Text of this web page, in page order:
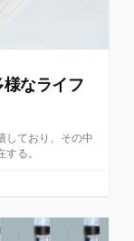
なライフ
しており、その中
る。